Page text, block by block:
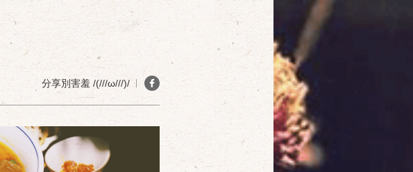
分享別害羞 /(///ω///)/
取消